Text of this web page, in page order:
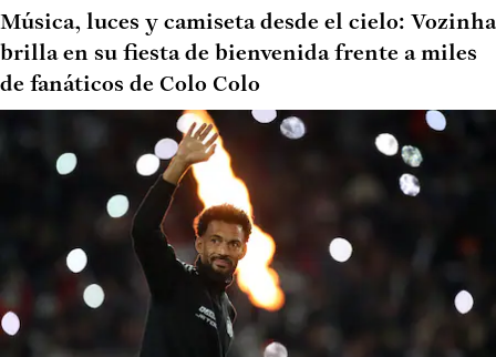
Música, luces y camiseta desde el cielo: Vozinha
brilla en su fiesta de bienvenida frente a miles
de fanáticos de Colo Colo